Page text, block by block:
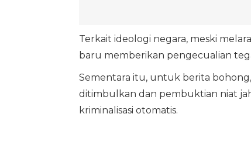
Terkait ideologi negara, meski
baru memberikan pengecualian
Sementara itu, untuk berita
ditimbulkan dan pembuktian niat
kriminalisasi otomatis.